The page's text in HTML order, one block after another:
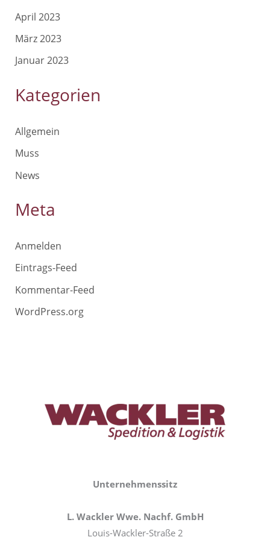
April 2023
März 2023
Januar 2023
Kategorien
Allgemein
Muss
News
Meta
Anmelden
Eintrags-Feed
Kommentar-Feed
WordPress.org
Unternehmenssitz
L. Wackler Wwe. Nachf. GmbH
Louis-Wackler-Straße 2